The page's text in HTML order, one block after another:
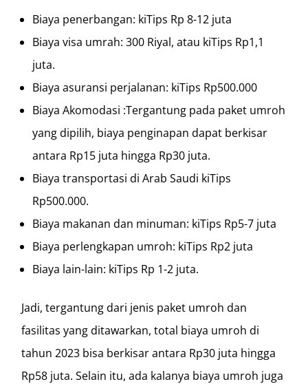
Biaya penerbangan: kiTips Rp 8-12 juta
Biaya visa umrah: 300 Riyal, atau kiTips Rp1,1
juta.
Biaya asuransi perjalanan: kiTips Rp500.000
Biaya Akomodasi :Tergantung pada paket umroh
yang dipilih, biaya penginapan dapat berkisar
antara Rp15 juta hingga Rp30 juta.
Biaya transportasi di Arab Saudi kiTips
Rp500.000.
Biaya makanan dan minuman: kiTips Rp5-7 juta
Biaya perlengkapan umroh: kiTips Rp2 juta
Biaya lain-lain: kiTips Rp 1-2 juta.
Jadi, tergantung dari jenis paket umroh dan
fasilitas yang ditawarkan, total biaya umroh di
tahun 2023 bisa berkisar antara Rp30 juta hingga
Rp58 juta. Selain itu, ada kalanya biaya umroh juga